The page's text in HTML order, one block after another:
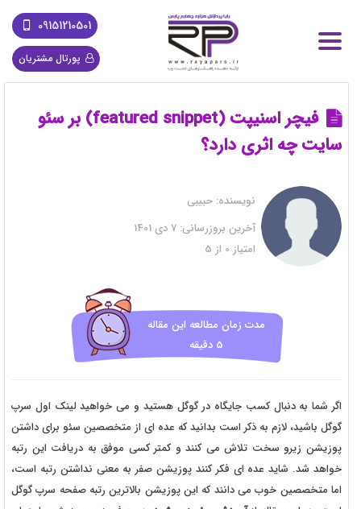
09151210501
پورتال مشتریان
فیچر اسنیپت (featured snippet) بر سئو
سایت چه اثری دارد؟
نویسنده: حبیبی
آخرین بروزرسانی:
امتیاز 0 از 5
مدت زمان مطالعه این مقاله
5 دقیقه
اگر شما به دنبال کسب جایگاه در گوگل هستید و می خواهید لینک اول سرپ
گوگل باشید، لازم به ذکر است بدانید که عده ای از متخصصین سئو برای داشتن
پوزیشن زیرو سخت تلاش می کنند و کمتر کسی موفق به دریافت این رتبه
خواهد شد. شاید عده ای فکر کنند پوزیشن صفر به معنی نداشتن رتبه است،
اما متخصصین خوب می دانند که این پوزیشن بالاترین رتبه صفحه سرپ گوگل